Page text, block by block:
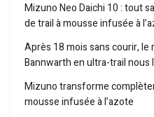
Mizuno Neo Daichi 10 : tout
de trail à mousse infusée à
Après 18 mois sans courir, le
Bannwarth en ultra-trail nous
Mizuno transforme
mousse infusée à l’azote